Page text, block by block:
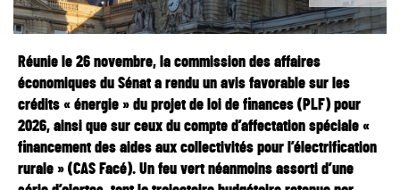
Réunie le 26 novembre, la commission des affaires
économiques du Sénat a rendu un avis favorable sur les
crédits « énergie » du projet de loi de finances (PLF) pour
2026, ainsi que sur ceux du compte d’affectation spéciale «
financement des aides aux collectivités pour l’électrification
rurale » (CAS Facé). Un feu vert néanmoins assorti d’une